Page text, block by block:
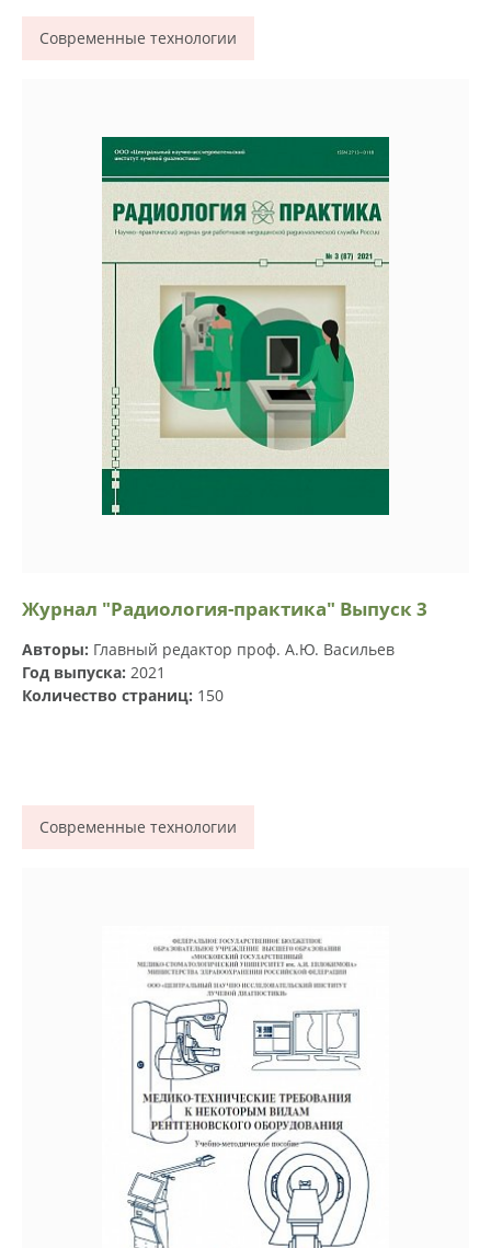
Современные технологии
Журнал "Радиология-практика" Выпуск 3
Авторы: Главный редактор проф. А.Ю. Васильев
Год выпуска: 2021
Количество страниц: 150
Современные технологии